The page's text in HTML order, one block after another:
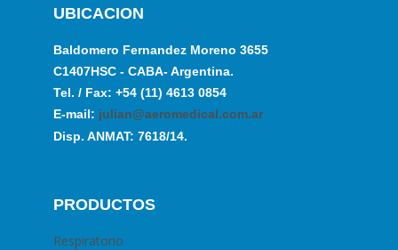
UBICACION
Baldomero Fernandez Moreno 3655
C1407HSC - CABA- Argentina.
Tel. / Fax: +54 (11) 4613 0854
E-mail: julian@aeromedical.com.ar
Disp. ANMAT: 7618/14.
PRODUCTOS
Respiratorio